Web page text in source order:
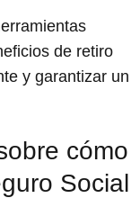
de retiro
y garantizar un
cómo
Social